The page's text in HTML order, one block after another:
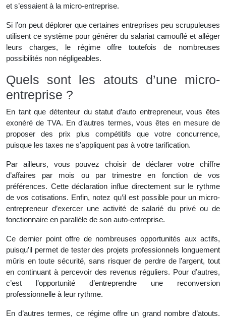
et s’essaient à la micro-entreprise.
Si l’on peut déplorer que certaines entreprises peu scrupuleuses
utilisent ce système pour générer du salariat camouflé et alléger
leurs charges, le régime offre toutefois de nombreuses
possibilités non négligeables.
Quels sont les atouts d’une micro-
entreprise ?
En tant que détenteur du statut d’auto entrepreneur, vous êtes
exonéré de TVA. En d’autres termes, vous êtes en mesure de
proposer des prix plus compétitifs que votre concurrence,
puisque les taxes ne s’appliquent pas à votre tarification.
Par ailleurs, vous pouvez choisir de déclarer votre chiffre
d’affaires par mois ou par trimestre en fonction de vos
préférences. Cette déclaration influe directement sur le rythme
de vos cotisations. Enfin, notez qu’il est possible pour un micro-
entrepreneur d’exercer une activité de salarié du privé ou de
fonctionnaire en parallèle de son auto-entreprise.
Ce dernier point offre de nombreuses opportunités aux actifs,
puisqu’il permet de tester des projets professionnels longuement
mûris en toute sécurité, sans risquer de perdre de l’argent, tout
en continuant à percevoir des revenus réguliers. Pour d’autres,
c’est l’opportunité d’entreprendre une reconversion
professionnelle à leur rythme.
En d’autres termes, ce régime offre un grand nombre d’atouts.